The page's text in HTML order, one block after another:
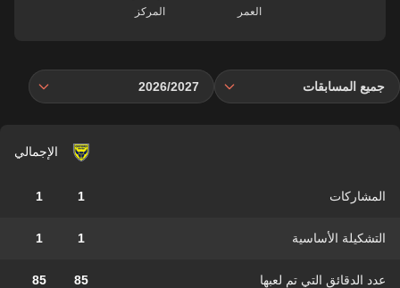
العمر المركز
جميع المسابقات 2026/2027
الإجمالي
المشاركات 1
1
التشكيلة الأساسية 1
1
عدد الدقائق التي تم لعبها 85
85